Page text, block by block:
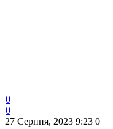
0
0
27 Серпня, 2023 9:23 0